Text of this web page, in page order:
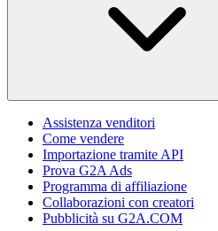
Assistenza venditori
Come vendere
Importazione tramite API
Prova G2A Ads
Programma di affiliazione
Collaborazioni con creatori
Pubblicità su G2A.COM